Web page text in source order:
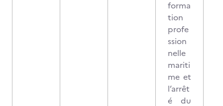
forma
tion
profe
ssion
nelle
mariti
me et
l’arrêt
é du